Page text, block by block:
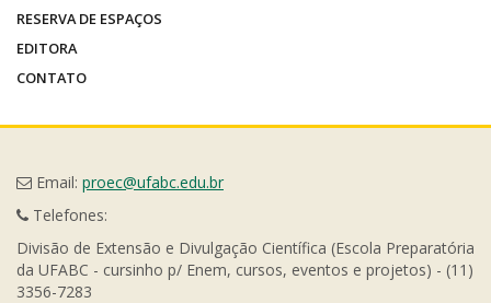
RESERVA DE ESPAÇOS
EDITORA
CONTATO
Email: proec@ufabc.edu.br
Telefones:
Divisão de Extensão e Divulgação Científica (Escola Preparatória
da UFABC - cursinho p/ Enem, cursos, eventos e projetos) - (11)
3356-7283